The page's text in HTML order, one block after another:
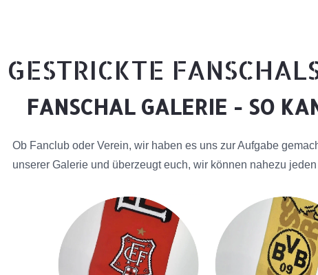
GESTRICKTE
FANSCHAL GALERIE - SO
Ob Fanclub oder Verein, wir haben es uns zur Aufgabe
unserer Galerie und überzeugt euch, wir können nahezu